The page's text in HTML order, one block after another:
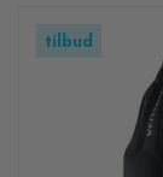
tilbud